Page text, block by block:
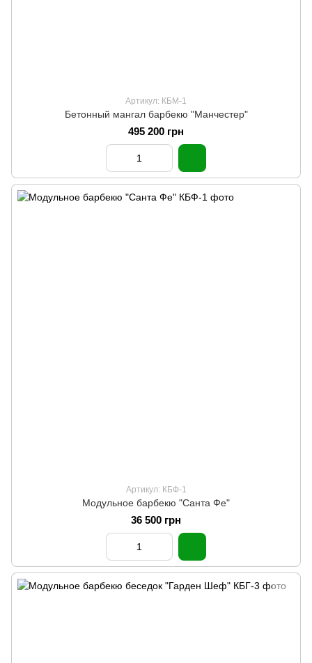
Артикул: КБМ-1
Бетонный мангал барбекю "Манчестер"
495 200 грн
Артикул: КБФ-1
Модульное барбекю "Санта Фе"
36 500 грн